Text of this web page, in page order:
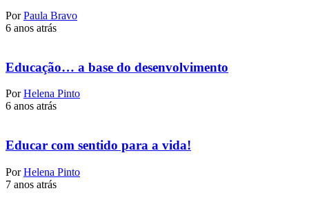
Por Paula Bravo
6 anos atrás
Educação… a base do desenvolvimento
Por Helena Pinto
6 anos atrás
Educar com sentido para a vida!
Por Helena Pinto
7 anos atrás